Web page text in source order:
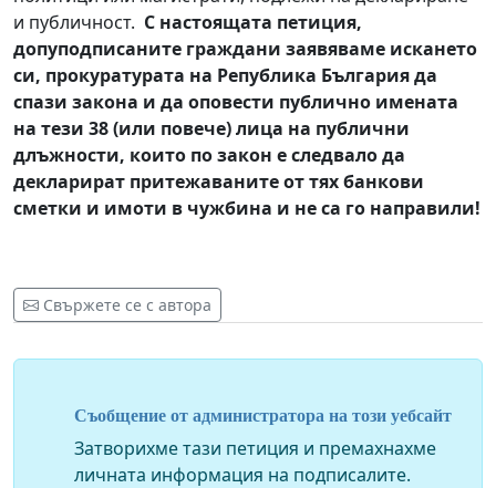
и публичност. С настоящата петиция,
допуподписаните граждани заявяваме искането
си, прокуратурата на Република България да
спази закона и да оповести публично имената
на тези 38 (или повече) лица на публични
длъжности, които по закон е следвало да
декларират притежаваните от тях банкови
сметки и имоти в чужбина и не са го направили!
Свържете се с автора
Съобщение от администратора на този уебсайт
Затворихме тази петиция и премахнахме
личната информация на подписалите.